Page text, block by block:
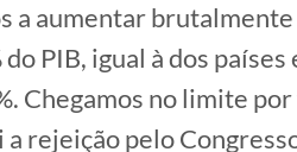
a aumentar
do PIB, igual à dos
Chegamos no limite
rejeição pelo